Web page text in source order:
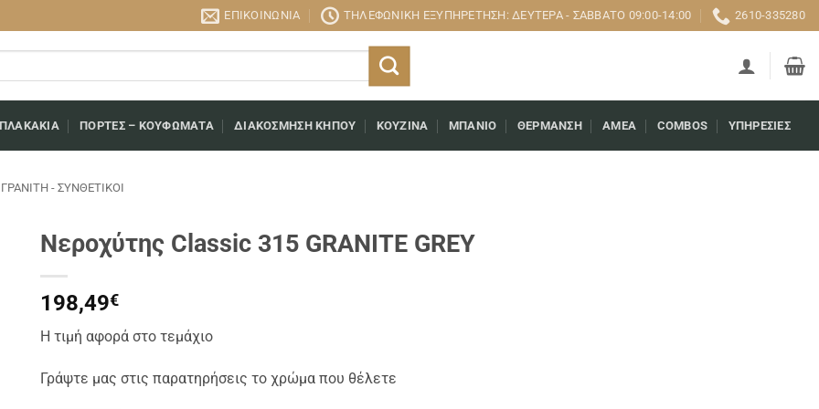
ΕΠΙΚΟΙΝΩΝΊΑ ΤΗΛΕΦΩΝΙΚΉ ΕΞΥΠΗΡΈΤΗΣΗ: ΔΕΥΤΈΡΑ - ΣΆΒΒΑΤΟ 09:00-14:00 2610-335280
ΠΌΡΤΕΣ – ΚΟΥΦΏΜΑΤΑ ΔΙΑΚΌΣΜΗΣΗ ΚΉΠΟΥ ΚΟΥΖΊΝΑ ΜΠΆΝΙΟ ΘΈΡΜΑΝΣΗ AMEA COMBOS ΥΠΗΡΕΣΊΕΣ
- ΣΥΝΘΕΤΙΚΟΊ
Νεροχύτης Classic 315 GRANITE GREY
198,49€
Η τιμή αφορά στο τεμάχιο
Γράψτε μας στις παρατηρήσεις το χρώμα που θέλετε